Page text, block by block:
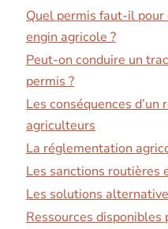
Quel permis faut-il
engin agricole ?
Peut-on conduire un
permis ?
Les conséquences
agriculteurs
La réglementation
Les sanctions routières
Les solutions
Ressources